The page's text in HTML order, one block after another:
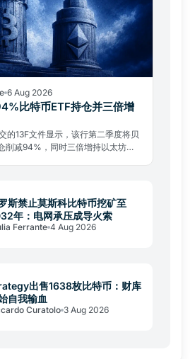
6 Aug 2026
比特币ETF持仓并三倍增
的13F文件显示，该行第二季度将贝
削减94%，同时三倍增持以太坊
斯禁止莫斯科比特币挖矿至
年：电网承压成导火索
Ferrante 4 Aug 2026
出售1638枚比特币：财库
自我输血
Curatolo 3 Aug 2026